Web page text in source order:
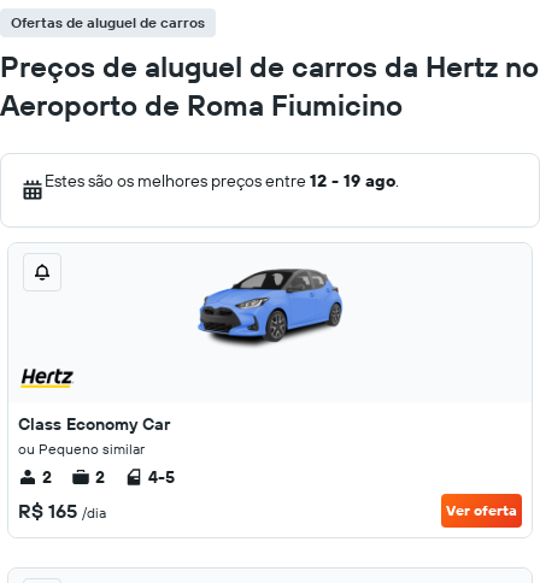
Ofertas de aluguel de carros
Preços de aluguel de carros da Hertz no
Aeroporto de Roma Fiumicino
Estes são os melhores preços entre12 - 19 ago.
Class Economy Car
ou Pequeno similar
2 2 4-5
R$ 165 /dia Ver oferta